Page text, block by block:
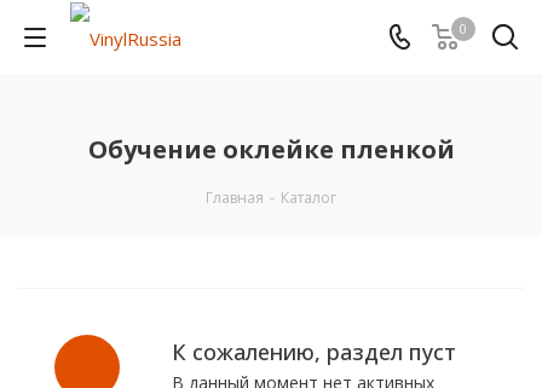
0
Обучение оклейке пленкой
Главная - Каталог
К сожалению, раздел пуст
В данный момент нет активных